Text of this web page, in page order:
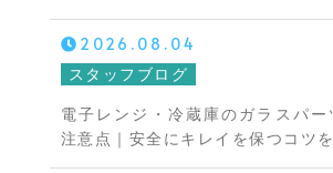
2026.08.04
スタッフブログ
電子レンジ・冷蔵庫のガラスパー
注意点｜安全にキレイを保つコツ